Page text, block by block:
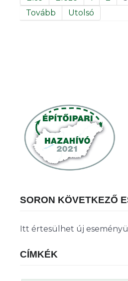
Tovább
Utolsó
SORON KÖVETKEZŐ
Itt értesülhet új
CÍMKÉK